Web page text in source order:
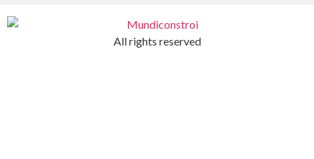
All rights reserved